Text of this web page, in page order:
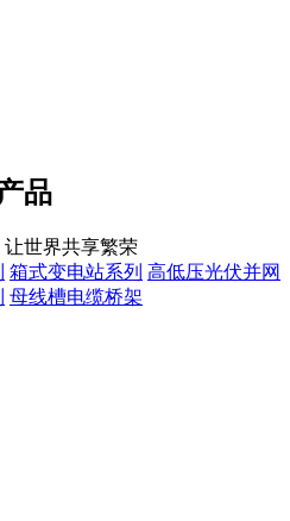
品
世界共享繁荣
箱式变电站系列 高低压光伏并网
母线槽电缆桥架